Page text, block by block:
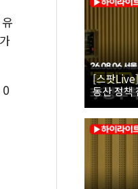
0
[스팟
동산 정책
대토론회